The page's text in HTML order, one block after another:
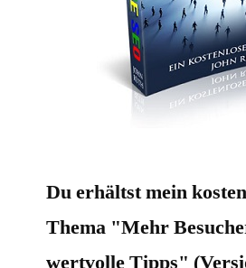
Du erhältst mein
Thema "Mehr
wertvolle Tipps"